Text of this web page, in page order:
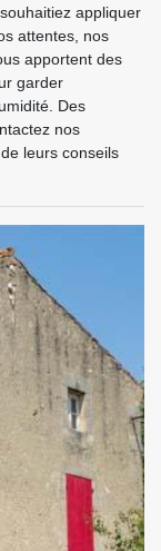
appliquer
attentes, nos
apportent des
garder
Des
nos
leurs conseils